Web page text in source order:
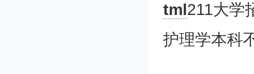
0元左右。
tml211大学
护理学本科